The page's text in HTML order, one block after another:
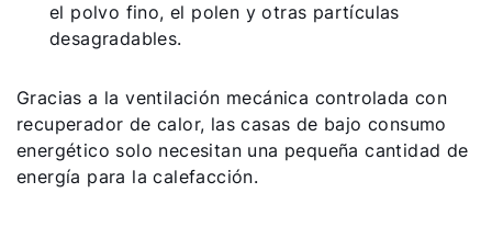
el polvo fino, el polen y otras partículas
desagradables.
Gracias a la ventilación mecánica controlada con
recuperador de calor, las casas de bajo consumo
energético solo necesitan una pequeña cantidad de
energía para la calefacción.